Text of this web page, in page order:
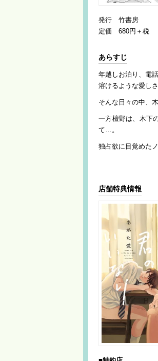
発行 竹書房
定価 680円＋税
あらすじ
年越しお泊り、電
溶けるような愛し
そんな日々の中、
一方檀野は、木下
て…。
独占欲に目覚めた
店舗特典情報